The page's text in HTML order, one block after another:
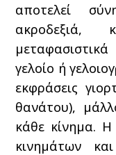
αποτελεί
ακροδεξιά,
γελοίο ή
εκφράσεις
θανάτου),
κάθε κίνημα.
κινημάτων